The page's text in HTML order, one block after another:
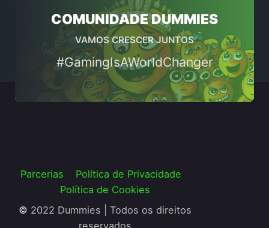
COMUNIDADE DUMMIES
VAMOS CRESCER JUNTOS
#GamingIsAWorldChanger
Parcerias
Política de Privacidade
Política de Cookies
© 2022 Dummies | Todos os direitos
reservados